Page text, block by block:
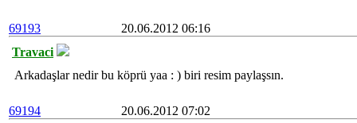
69193
20.06.2012 06:16
Travaci
Arkadaşlar nedir bu köprü yaa : ) biri resim paylaşsın.
69194
20.06.2012 07:02